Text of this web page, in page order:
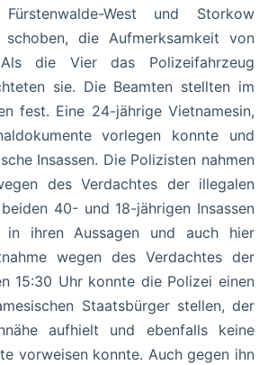
Fürstenwalde-West und Storkow
die Aufmerksamkeit von
Als die Vier das Polizeifahrzeug
sie. Die Beamten stellten im
fest. Eine 24-jährige Vietnamesin,
vorlegen konnte und
Insassen. Die Polizisten nahmen
des Verdachtes der illegalen
40- und 18-jährigen Insassen
in ihren Aussagen und auch hier
wegen des Verdachtes der
15:30 Uhr konnte die Polizei einen
Staatsbürger stellen, der
aufhielt und ebenfalls keine
vorweisen konnte. Auch gegen ihn